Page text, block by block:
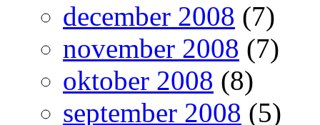
december 2008 (7)
november 2008 (7)
oktober 2008 (8)
september 2008 (5)